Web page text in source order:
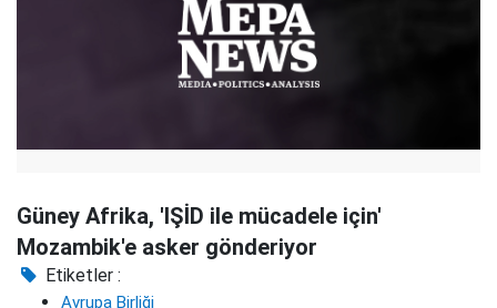
Güney Afrika, 'IŞİD ile mücadele için'
Mozambik'e asker gönderiyor
Etiketler :
Avrupa Birliği